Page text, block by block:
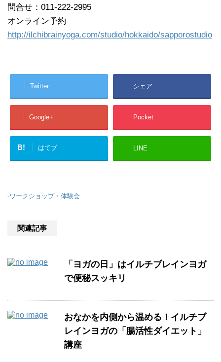
問合せ：011-222-2995
オンライン予約
http://ilchibrainyoga.com/studio/hokkaido/sapporostudio
Twitter シェア
Google+ Pocket
B! はてブ LINE
-ワークショップ・体験会
関連記事
「ヨガの日」はイルチブレインヨガ
で便秘スッキリ
おなかを内側から温める！イルチブ
レインヨガの「腸活性ダイエット」
講座